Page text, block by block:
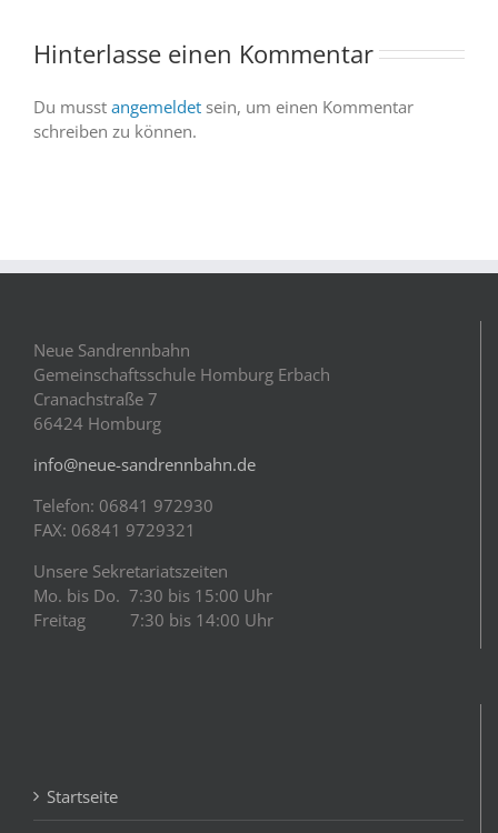
dabei
Hinterlasse einen Kommentar
Du musst angemeldet sein, um einen Kommentar
schreiben zu können.
Neue Sandrennbahn
Gemeinschaftsschule Homburg Erbach
Cranachstraße 7
66424 Homburg
info@neue-sandrennbahn.de
Telefon: 06841 972930
FAX: 06841 9729321
Unsere Sekretariatszeiten
Mo. bis Do. 7:30 bis 15:00 Uhr
Freitag 7:30 bis 14:00 Uhr
Startseite